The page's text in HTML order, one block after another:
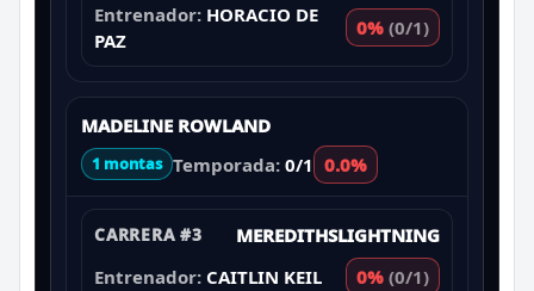
Entrenador: HORACIO DE
PAZ
0% (0/1)
MADELINE ROWLAND
1 montas Temporada: 0/1 0.0%
CARRERA #3
MEREDITHSLIGHTNING
Entrenador: CAITLIN KEIL 0% (0/1)